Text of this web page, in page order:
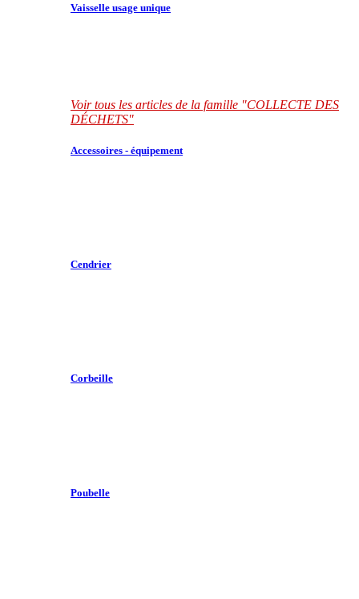
Vaisselle usage unique
Voir tous les articles de la famille "COLLECTE DES
DÉCHETS"
Accessoires - équipement
Cendrier
Corbeille
Poubelle